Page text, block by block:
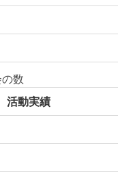
数
活動実績